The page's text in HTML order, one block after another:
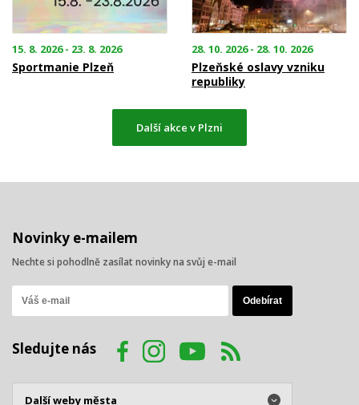
15. 8. 2026 - 23. 8. 2026
Sportmanie Plzeň
28. 10. 2026 - 28. 10. 2026
Plzeňské oslavy vzniku
republiky
Další akce v Plzni
Novinky e-mailem
Nechte si pohodlně zasílat novinky na svůj e-mail
Sledujte nás